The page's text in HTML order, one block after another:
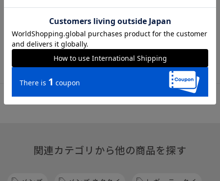
の違いが生じる場合がございます。
※商品画像はできる限り実際の色に近づけて掲載しております
が、パソコン環境により色味に誤差が生じる場合がございま
す。予めご了承下さいませ。
関連カテゴリから他の商品を探す